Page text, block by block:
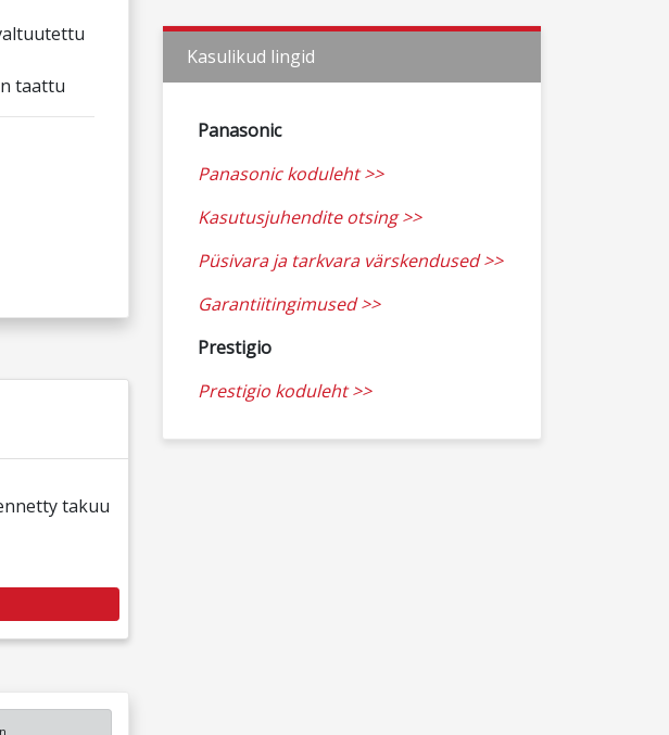
taattu
takuu
Kasulikud lingid
Panasonic
Panasonic koduleht >>
Kasutusjuhendite otsing >>
Püsivara ja tarkvara värskendused >>
Garantiitingimused >>
Prestigio
Prestigio koduleht >>